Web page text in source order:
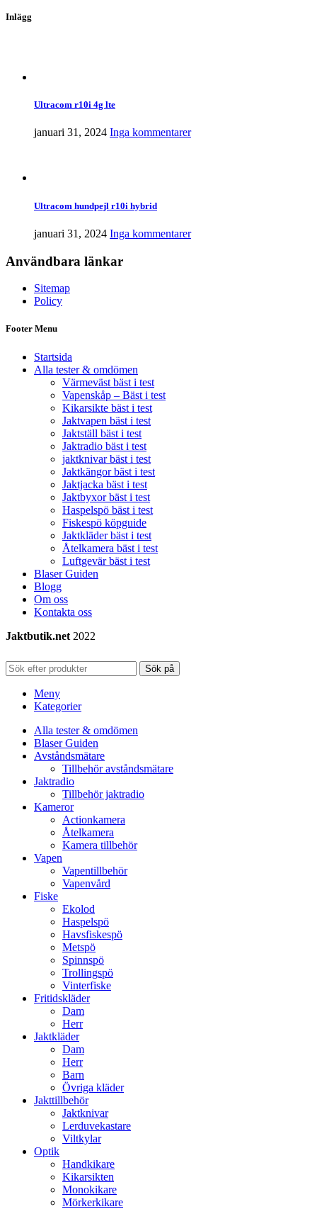
Inlägg
Ultracom r10i 4g lte
januari 31, 2024 Inga kommentarer
Ultracom hundpejl r10i hybrid
januari 31, 2024 Inga kommentarer
Användbara länkar
Sitemap
Policy
Footer Menu
Startsida
Alla tester & omdömen
Värmeväst bäst i test
Vapenskåp – Bäst i test
Kikarsikte bäst i test
Jaktvapen bäst i test
Jaktställ bäst i test
Jaktradio bäst i test
jaktknivar bäst i test
Jaktkängor bäst i test
Jaktjacka bäst i test
Jaktbyxor bäst i test
Haspelspö bäst i test
Fiskespö köpguide
Jaktkläder bäst i test
Åtelkamera bäst i test
Luftgevär bäst i test
Blaser Guiden
Blogg
Om oss
Kontakta oss
Jaktbutik.net 2022
Sök på
Meny
Kategorier
Alla tester & omdömen
Blaser Guiden
Avståndsmätare
Tillbehör avståndsmätare
Jaktradio
Tillbehör jaktradio
Kameror
Actionkamera
Åtelkamera
Kamera tillbehör
Vapen
Vapentillbehör
Vapenvård
Fiske
Ekolod
Haspelspö
Havsfiskespö
Metspö
Spinnspö
Trollingspö
Vinterfiske
Fritidskläder
Dam
Herr
Jaktkläder
Dam
Herr
Barn
Övriga kläder
Jakttillbehör
Jaktknivar
Lerduvekastare
Viltkylar
Optik
Handkikare
Kikarsikten
Monokikare
Mörkerkikare